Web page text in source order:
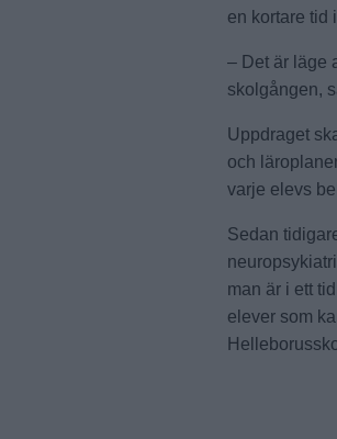
en kortare tid
– Det är läge
skolgången,
Uppdraget
och
varje elevs
Sedan
man är i ett
elever som